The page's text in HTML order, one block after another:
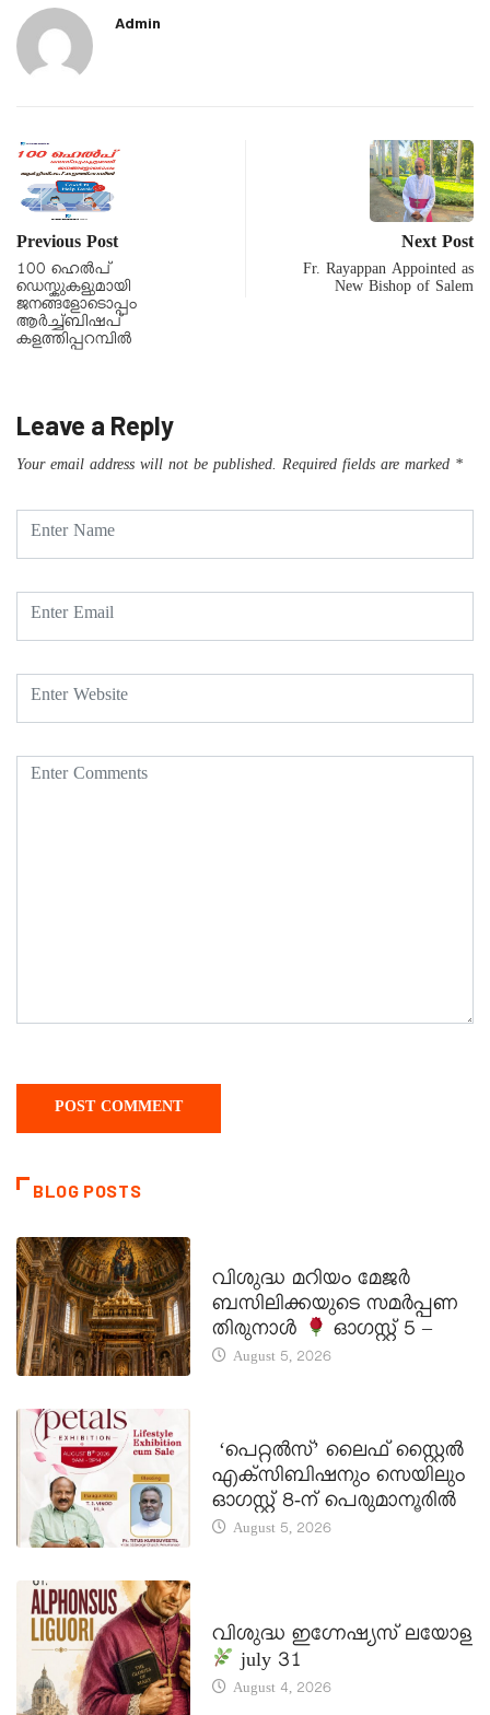
Admin
Previous Post
100 ഹെൽപ്
ഡെസ്കുകളുമായി
ജനങ്ങളോടൊപ്പം
ആർച്ച്ബിഷപ്
കളത്തിപ്പറമ്പിൽ
Next Post
Fr. Rayappan Appointed as
New Bishop of Salem
Leave a Reply
Your email address will not be published. Required fields are marked *
BLOG POSTS
വിശുദ്ധ മറിയം മേജർ
ബസിലിക്കയുടെ സമർപ്പണ
തിരുനാൾ
ഓഗസ്റ്റ് 5 –
August 5, 2026
‘പെറ്റൽസ്’ ലൈഫ് സ്റ്റൈൽ
എക്സിബിഷനും സെയിലും
ഓഗസ്റ്റ് 8-ന് പെരുമാനൂരിൽ
August 5, 2026
വിശുദ്ധ ഇഗ്നേഷ്യസ് ലയോള
july 31
August 4, 2026